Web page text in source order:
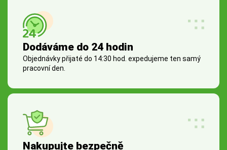
Dodáváme do 24 hodin
Objednávky přijaté do 14:30 hod. expedujeme ten samý
pracovní den.
Nakupujte bezpečně